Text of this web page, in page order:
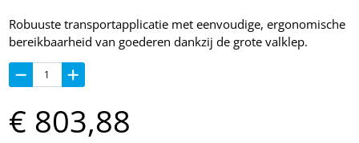
Robuuste transportapplicatie met eenvoudige, ergonomische
bereikbaarheid van goederen dankzij de grote valklep.
€ 803,88